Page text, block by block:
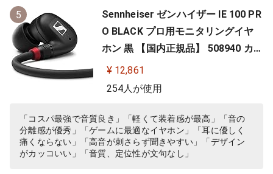
5
Sennheiser ゼンハイザー IE 100 PR
O BLACK プロ用モニタリングイヤ
ホン 黒 【国内正規品】 508940 カナ
ル型 有線イヤホン
¥ 12,861
254人が使用
「コスパ最強で音質良き」「軽くて装着感が最高」「音の
分離感が優秀」「ゲームに最適なイヤホン」「耳に優しく
痛くならない」「高音が刺さらず聞きやすい」「デザイン
がカッコいい」「音質、定位性が文句なし」